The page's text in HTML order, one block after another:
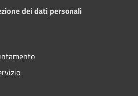
dei dati personali